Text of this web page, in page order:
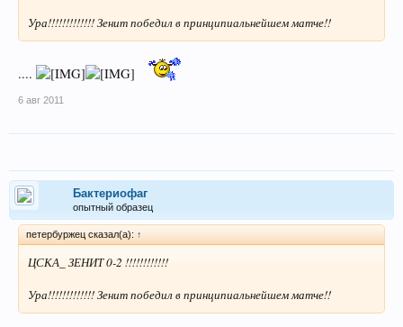
Ура!!!!!!!!!!!!! Зенит победил в принципиальнейшем матче!!
....
6 авг 2011
Бактериофаг
опытный образец
петербуржец сказал(а): ↑
ЦСКА_ ЗЕНИТ 0-2 !!!!!!!!!!!!
Ура!!!!!!!!!!!!! Зенит победил в принципиальнейшем матче!!